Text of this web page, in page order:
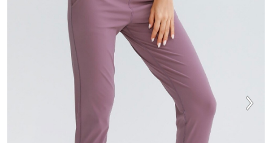
ACTIVEWEAR
MAJICE & TOPI
KOMPLETI TRENIRK